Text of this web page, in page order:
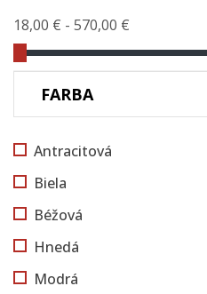
18,00 € - 570,00 €
FARBA
Antracitová
Biela
Béžová
Hnedá
Modrá